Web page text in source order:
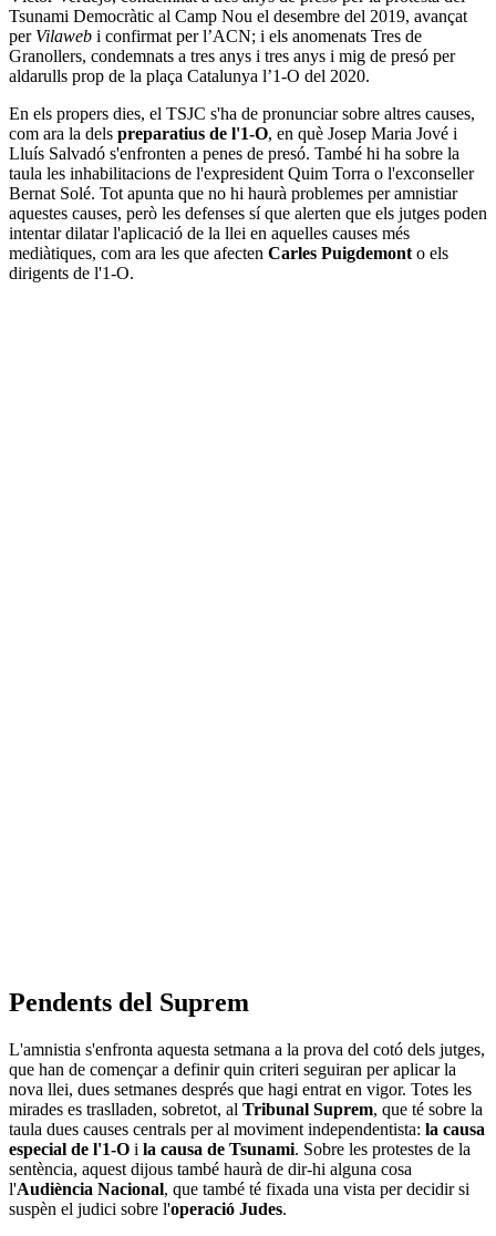
Tsunami Democràtic al Camp Nou el desembre del 2019, avançat
per Vilaweb i confirmat per l’ACN; i els anomenats Tres de
Granollers, condemnats a tres anys i tres anys i mig de presó per
aldarulls prop de la plaça Catalunya l’1-O del 2020.
En els propers dies, el TSJC s'ha de pronunciar sobre altres causes,
com ara la dels preparatius de l'1-O, en què Josep Maria Jové i
Lluís Salvadó s'enfronten a penes de presó. També hi ha sobre la
taula les inhabilitacions de l'expresident Quim Torra o l'exconseller
Bernat Solé. Tot apunta que no hi haurà problemes per amnistiar
aquestes causes, però les defenses sí que alerten que els jutges poden
intentar dilatar l'aplicació de la llei en aquelles causes més
mediàtiques, com ara les que afecten Carles Puigdemonto els
dirigents de l'1-O.
Pendents del Suprem
L'amnistia s'enfronta aquesta setmana a la prova del cotó dels jutges,
que han de començar a definir quin criteri seguiran per aplicar la
nova llei, dues setmanes després que hagi entrat en vigor. Totes les
mirades es traslladen, sobretot, al Tribunal Suprem, que té sobre la
taula dues causes centrals per al moviment independentista: la causa
especial de l'1-O i la causa de Tsunami. Sobre les protestes de la
sentència, aquest dijous també haurà de dir-hi alguna cosa
l'Audiència Nacional, que també té fixada una vista per decidir si
suspèn el judici sobre l'operació Judes.